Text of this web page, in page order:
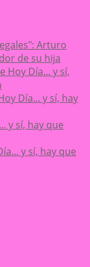
Arturo
de su hija
Hoy Día... y sí,
Día... y sí, hay
y sí, hay que
y sí, hay que